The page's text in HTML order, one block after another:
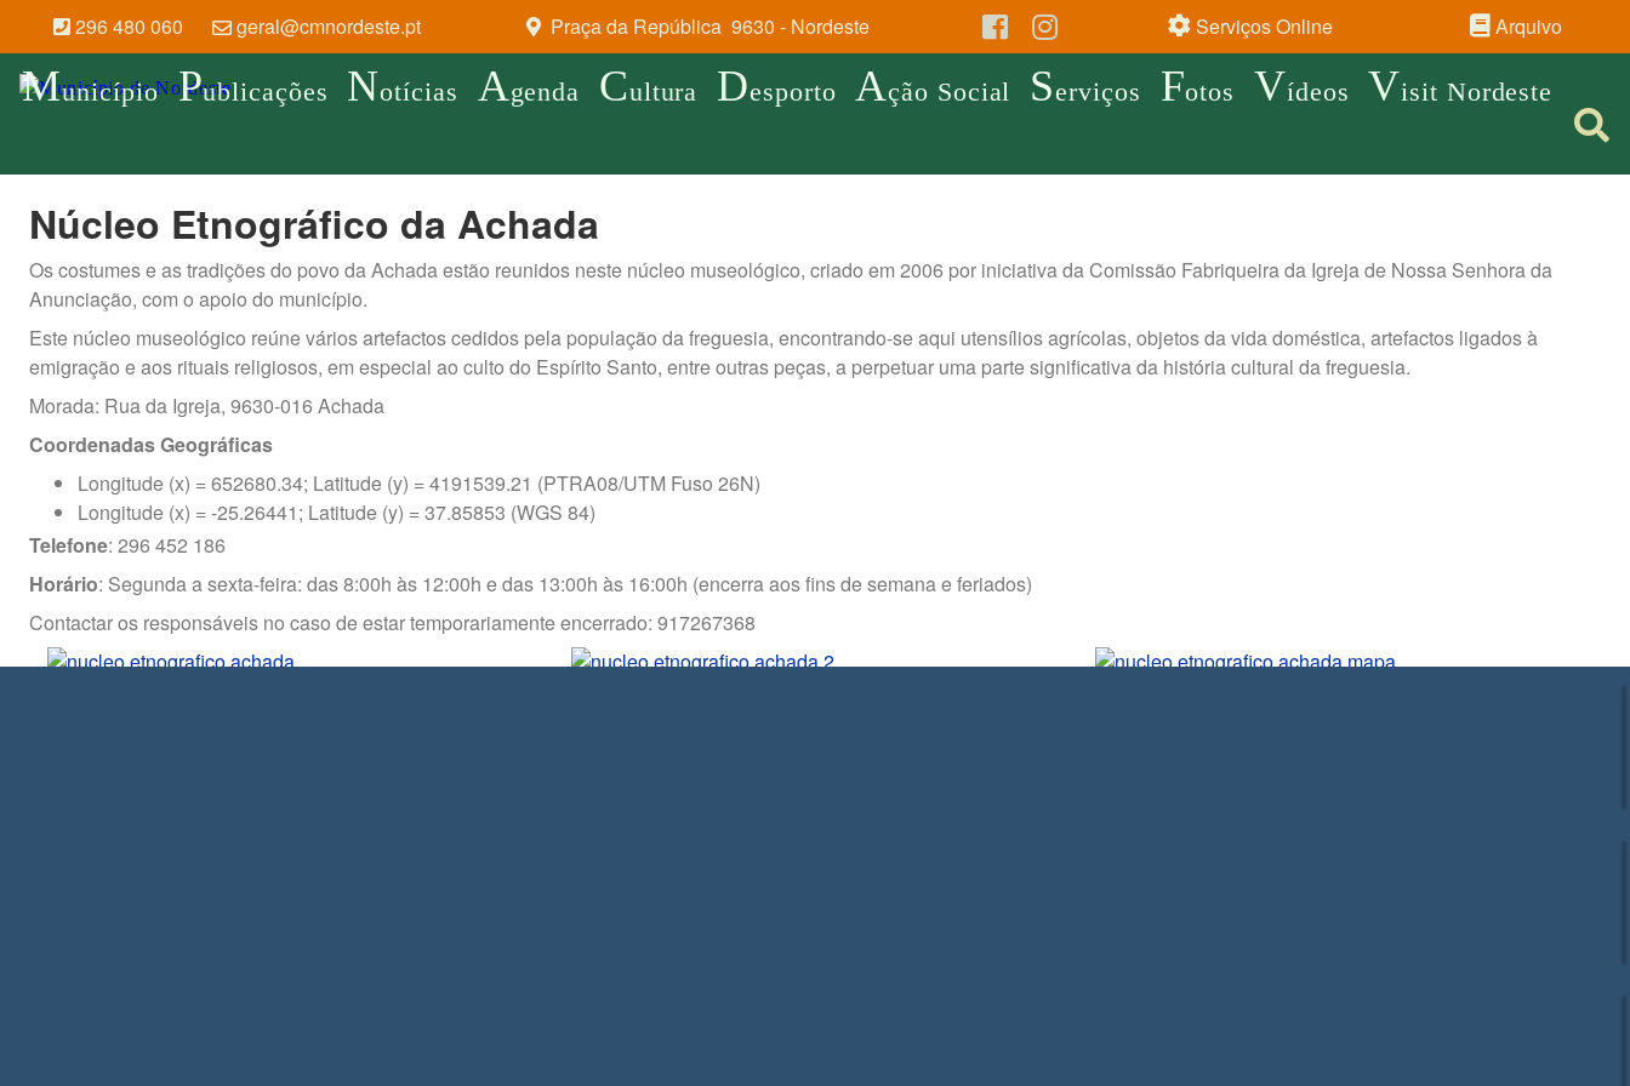
296 480 060 geral@cmnordeste.pt Praça da República 9630 - Nordeste Serviços Online Arquivo
Município Publicações Notícias Agenda Cultura Desporto Ação Social Serviços Fotos Vídeos Visit Nordeste
Núcleo Etnográfico da Achada
Os costumes e as tradições do povo da Achada estão reunidos neste núcleo museológico, criado em 2006 por iniciativa da Comissão Fabriqueira da Igreja de Nossa Senhora da
Anunciação, com o apoio do município.
Este núcleo museológico reúne vários artefactos cedidos pela população da freguesia, encontrando-se aqui utensílios agrícolas, objetos da vida doméstica, artefactos ligados à
emigração e aos rituais religiosos, em especial ao culto do Espírito Santo, entre outras peças, a perpetuar uma parte significativa da história cultural da freguesia.
Morada: Rua da Igreja, 9630-016 Achada
Coordenadas Geográficas
Longitude (x) = 652680.34; Latitude (y) = 4191539.21 (PTRA08/UTM Fuso 26N)
Longitude (x) = -25.26441; Latitude (y) = 37.85853 (WGS 84)
Telefone: 296 452 186
Horário: Segunda a sexta-feira: das 8:00h às 12:00h e das 13:00h às 16:00h (encerra aos fins de semana e feriados)
Contactar os responsáveis no caso de estar temporariamente encerrado: 917267368